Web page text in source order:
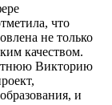
что
не только
качеством.
Викторию
и